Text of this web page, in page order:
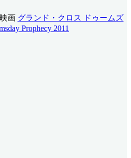
画 グランド・クロス ドゥームズ
Prophecy 2011